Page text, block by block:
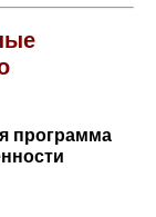
программа